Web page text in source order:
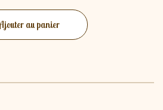
au panier